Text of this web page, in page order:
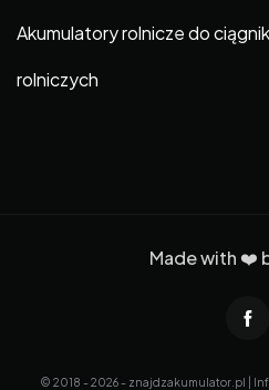
Akumulatory rolnicze do
rolniczych
Made with ❤️
© 2018 - 2026 - znajdzakumulator.pl |